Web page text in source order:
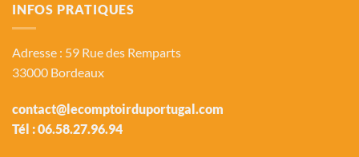
INFOS PRATIQUES
Adresse : 59 Rue des Remparts
33000 Bordeaux
contact@lecomptoirduportugal.com
Tél :06.58.27.96.94